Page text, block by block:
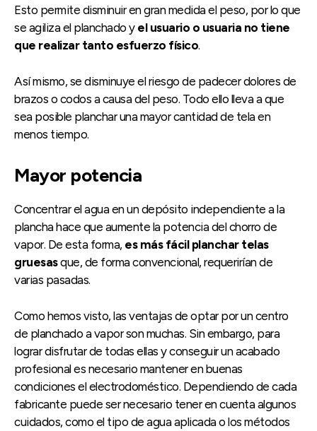
Esto permite disminuir en gran medida el peso, por lo que
se agiliza el planchado y el usuario o usuaria no tiene
que realizar tanto esfuerzo físico.
Así mismo, se disminuye el riesgo de padecer dolores de
brazos o codos a causa del peso. Todo ello lleva a que
sea posible planchar una mayor cantidad de tela en
menos tiempo.
Mayor potencia
Concentrar el agua en un depósito independiente a la
plancha hace que aumente la potencia del chorro de
vapor. De esta forma, es más fácil planchar telas
gruesasque, de forma convencional, requerirían de
varias pasadas.
Como hemos visto, las ventajas de optar por un centro
de planchado a vapor son muchas. Sin embargo, para
lograr disfrutar de todas ellas y conseguir un acabado
profesional es necesario mantener en buenas
condiciones el electrodoméstico. Dependiendo de cada
fabricante puede ser necesario tener en cuenta algunos
cuidados, como el tipo de agua aplicada o los métodos